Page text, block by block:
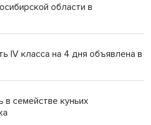
области в
IV класса на 4 дня объявлена в
семействе куньих